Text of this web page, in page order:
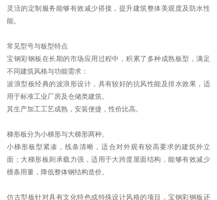
灵活的定制服务能够有效减少搭接，提升建筑整体美观度及防水性
能。
常见型号与板型特点
宝钢彩钢板在长期的市场应用过程中，积累了多种成熟板型，满足
不同建筑风格与功能需求：
波浪型板经典的波浪形设计，具有较好的抗风性能及排水效果，适
用于标准工业厂房及仓储类建筑。
其生产加工工艺成熟，安装便捷，性价比高。
梯形板分为小梯形与大梯形两种。
小梯形板型紧凑，线条清晰，适合对外观有较高要求的建筑外立
面；大梯形板则承载力强，适用于大跨度屋面结构，能够有效减少
檩条用量，降低整体钢结构造价。
仿古型板针对具有文化特色或特殊设计风格的项目，宝钢彩钢板还